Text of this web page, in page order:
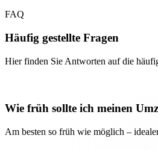
FAQ
Häufig gestellte Fragen
Hier finden Sie Antworten auf die
Wie früh sollte ich meinen
Am besten so früh wie möglich –